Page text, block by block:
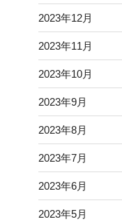
2023年12月
2023年11月
2023年10月
2023年9月
2023年8月
2023年7月
2023年6月
2023年5月